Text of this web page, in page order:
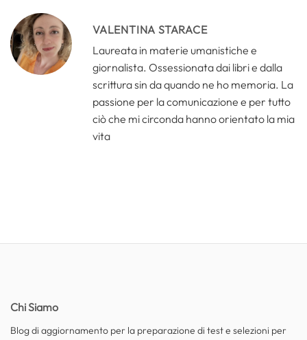
VALENTINA STARACE
Laureata in materie umanistiche e
giornalista. Ossessionata dai libri e dalla
scrittura sin da quando ne ho memoria. La
passione per la comunicazione e per tutto
ciò che mi circonda hanno orientato la mia
vita
Chi Siamo
Blog di aggiornamento per la preparazione di test e selezioni per